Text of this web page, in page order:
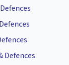
Defences